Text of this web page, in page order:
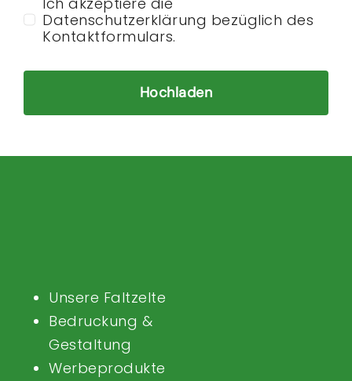
Datenschutzerklärung bezüglich des
Kontaktformulars.
Hochladen
Unsere Faltzelte
Bedruckung &
Gestaltung
Werbeprodukte